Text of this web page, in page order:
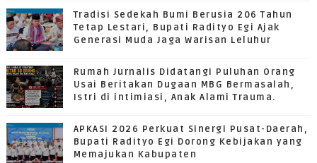
Tradisi Sedekah Bumi Berusia 206 Tahun
Tetap Lestari, Bupati Radityo Egi Ajak
Generasi Muda Jaga Warisan Leluhur
Rumah Jurnalis Didatangi Puluhan Orang
Usai Beritakan Dugaan MBG Bermasalah,
Istri di intimiasi, Anak Alami Trauma.
APKASI 2026 Perkuat Sinergi Pusat-Daerah,
Bupati Radityo Egi Dorong Kebijakan yang
Memajukan Kabupaten